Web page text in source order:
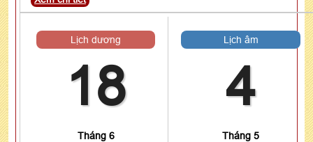
Lịch dương
18
Tháng 6
Lịch âm
4
Tháng 5